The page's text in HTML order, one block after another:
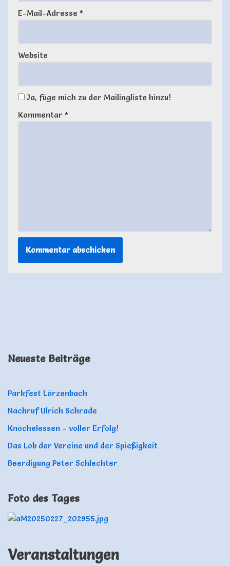
E-Mail-Adresse *
Website
Ja, füge mich zu der Mailingliste hinzu!
Kommentar *
Neueste Beiträge
Parkfest Lörzenbach
Nachruf Ulrich Schrade
Knöchelessen – voller Erfolg!
Das Lob der Vereine und der Spießigkeit
Beerdigung Peter Schlechter
Foto des Tages
Veranstaltungen